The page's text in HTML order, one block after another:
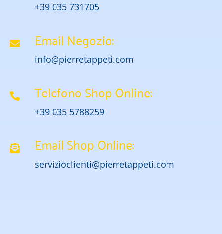
+39 035 731705
Email Negozio:
info@pierretappeti.com
Telefono Shop Online:
+39 035 5788259
Email Shop Online:
servizioclienti@pierretappeti.com